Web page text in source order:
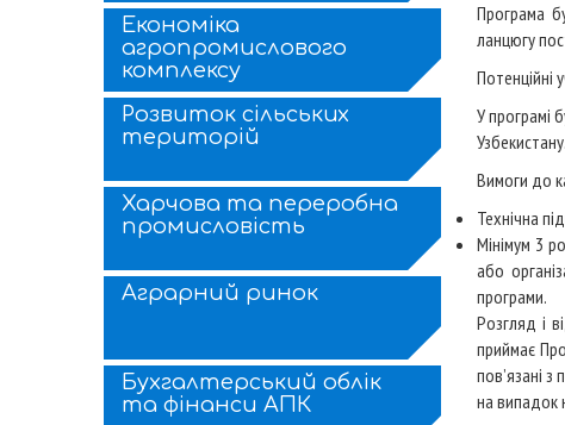
Економіка
агропромислового
комплексу
Розвиток сільських
територій
Харчова та переробна
промисловість
Аграрний ринок
Бухгалтерський облік
та фінанси АПК
Програма
ланцюгу
Потенційні
У програмі
Узбекистану.
Вимоги до
Технічна
Мінімум 3
або
програми.
Розгляд і
приймає
пов’язані
на випадок